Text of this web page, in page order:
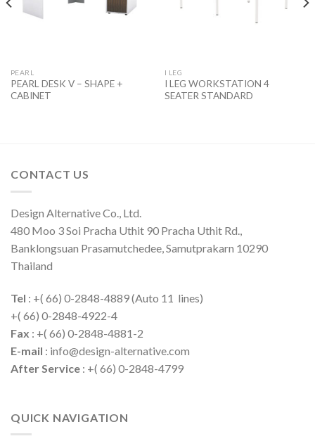
PEARL
PEARL DESK V – SHAPE +
CABINET
I LEG
I LEG WORKSTATION 4
SEATER STANDARD
CONTACT US
Design Alternative Co., Ltd.
480 Moo 3 Soi Pracha Uthit 90 Pracha Uthit Rd.,
Banklongsuan Prasamutchedee, Samutprakarn 10290
Thailand
Tel : +( 66) 0-2848-4889 (Auto 11 lines)
+( 66) 0-2848-4922-4
Fax : +( 66) 0-2848-4881-2
E-mail : info@design-alternative.com
After Service : +( 66) 0-2848-4799
QUICK NAVIGATION